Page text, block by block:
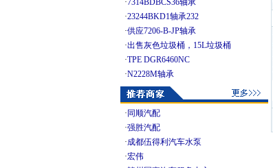
·7314BDBCS36轴承
·23244BKD1轴承232
·供应7206-B-JP轴承
·出售灰色垃圾桶，15L垃圾桶
·TPE DGR6460NC
·N2228M轴承
· 同顺汽配
·强胜汽配
·成都伍得利汽车水泵
·宏伟